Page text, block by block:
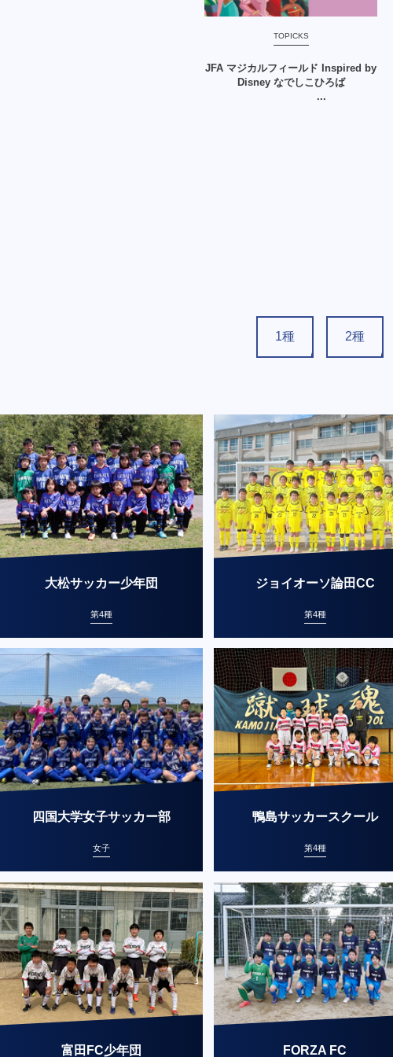
TOPICKS
JFA マジカルフィールド Inspired by
Disney なでしこひろば
...
1種 2種
大松サッカー少年団
第4種
ジョイオーソ論田CC
第4種
四国大学女子サッカー部
女子
鴨島サッカースクール
第4種
富田FC少年団 FORZA FC